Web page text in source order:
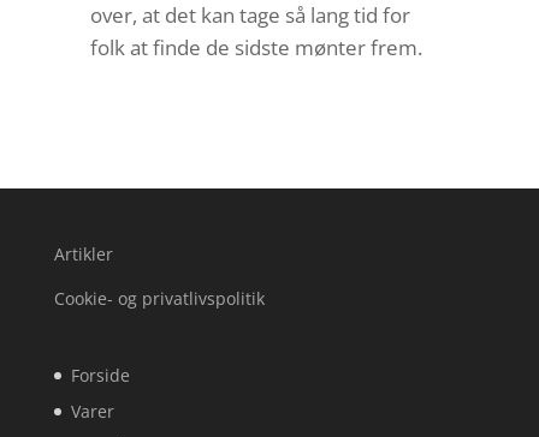
over, at det kan tage så lang tid for
folk at finde de sidste mønter frem.
Artikler
Cookie- og privatlivspolitik
Forside
Varer